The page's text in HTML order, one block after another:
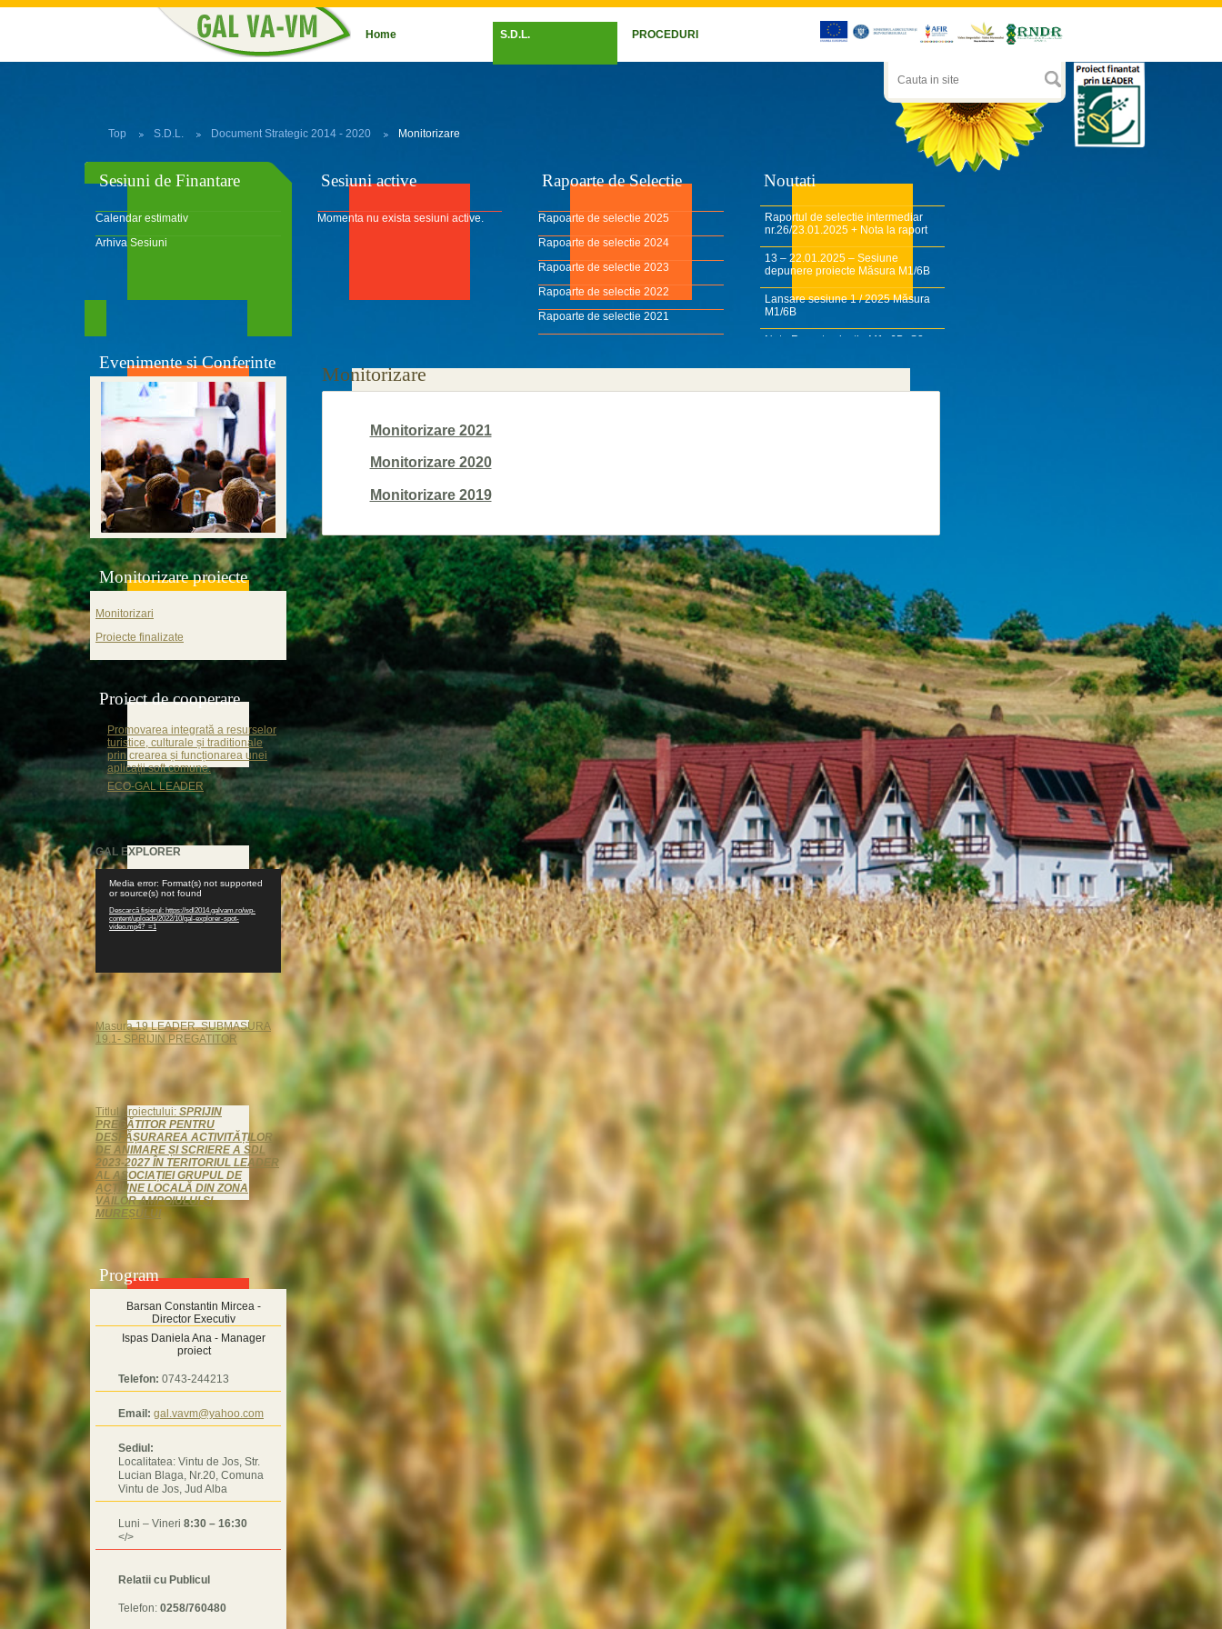
Home S.D.L. PROCEDURI
Top S.D.L. Document Strategic 2014 - 2020 Monitorizare
Sesiuni de Finantare
Calendar estimativ
Arhiva Sesiuni
Sesiuni active
Momenta nu exista sesiuni active.
Rapoarte de Selectie
Rapoarte de selectie 2025
Rapoarte de selectie 2024
Rapoarte de selectie 2023
Rapoarte de selectie 2022
Rapoarte de selectie 2021
Rapoarte de selectie 2019
Rapoarte de selectie 2018
Noutati
Raportul de selectie intermediar
nr.26/23.01.2025 + Nota la raport
13 – 22.01.2025 – Sesiune
depunere proiecte Măsura M1/6B
Lansare sesiune 1 / 2025 Măsura
M1/6B
Nota Raport selectie M1_6B_S2 –
2024
Monitorizare
Monitorizare 2021
Monitorizare 2020
Monitorizare 2019
Evenimente si Conferinte
Monitorizare proiecte
Monitorizari
Proiecte finalizate
Proiect de cooperare
Promovarea integrată a resurselor
turistice, culturale și traditionale
prin crearea și funcționarea unei
aplicații soft comune.
ECO-GAL LEADER
GAL EXPLORER
Player
videoMedia error: Format(s) not supported
or source(s) not found
Descarcă fișierul: https://sdl2014.galvam.ro/wp-
content/uploads/2022/10/gal-explorer-spot-
video.mp4?_=1
Masura 19 LEADER. SUBMASURA
19.1- SPRIJIN PREGATITOR
Titlul proiectului: SPRIJIN
PREGĂTITOR PENTRU
DESFĂȘURAREA ACTIVITĂȚILOR
DE ANIMARE ȘI SCRIERE A SDL
2023-2027 ÎN TERITORIUL LEADER
AL ASOCIAȚIEI GRUPUL DE
ACȚIUNE LOCALĂ DIN ZONA
VĂILOR AMPOIULUI ȘI
MUREȘULUI
Program
Barsan Constantin Mircea -
Director Executiv
Ispas Daniela Ana - Manager
proiect
Telefon: 0743-244213
Email: gal.vavm@yahoo.com
Sediul:
Localitatea: Vintu de Jos, Str.
Lucian Blaga, Nr.20, Comuna
Vintu de Jos, Jud Alba
Luni – Vineri 8:30 – 16:30
</>
Relatii cu Publicul
Telefon: 0258/760480